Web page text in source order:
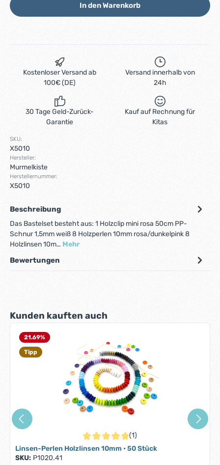
In den Warenkorb
Kostenloser Versand ab
100€ (DE)
Versand innerhalb von
24h
30 Tage Geld-Zurück-
Garantie
Kauf auf Rechnung für
Kitas
SKU:
X5010
Hersteller:
Murmelkiste
Herstellernummer:
X5010
Beschreibung
Das Bastelset besteht aus: 1 Holzclip mini rosa 50cm PP-
Schnur 1,5mm weiß 8 Holzperlen 10mm rosa/dunkelpink 8
Holzlinsen 10m… Mehr
Bewertungen
Produktgalerie überspringen
Kunden kauften auch
21.69%
Tipp
Durchschnittliche Bewertung von 5 von 5
(1)
Linsen-Perlen Holzlinsen 10mm • 50 Stück
SKU: P1020.41